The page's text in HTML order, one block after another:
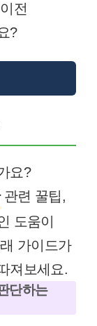
전
?
요?
관련 꿀팁,
도움이
가이드가
져보세요.
단하는